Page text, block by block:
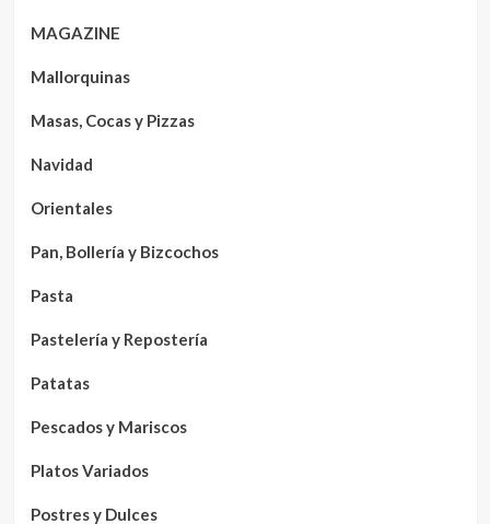
MAGAZINE
Mallorquinas
Masas, Cocas y Pizzas
Navidad
Orientales
Pan, Bollería y Bizcochos
Pasta
Pastelería y Repostería
Patatas
Pescados y Mariscos
Platos Variados
Postres y Dulces